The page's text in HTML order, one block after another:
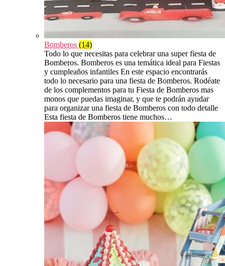
Bomberos (14)
Todo lo que necesitas para celebrar una super fiesta de
Bomberos. Bomberos es una temática ideal para Fiestas
y cumpleaños infantiles En este espacio encontrarás
todo lo necesario para una fiesta de Bomberos. Rodéate
de los complementos para tu Fiesta de Bomberos mas
monos que puedas imaginar, y que te podrán ayudar
para organizar una fiesta de Bomberos con todo detalle
Esta fiesta de Bomberos tiene muchos…